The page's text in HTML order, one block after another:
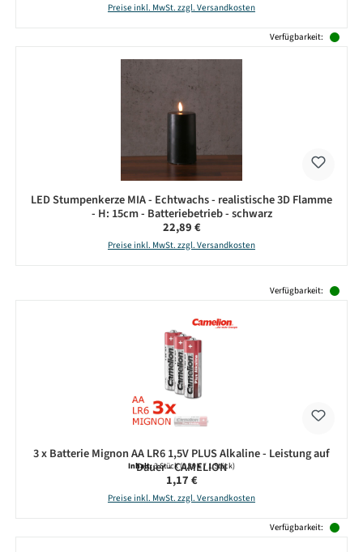
Preise inkl. MwSt. zzgl. Versandkosten
Verfügbarkeit:
LED Stumpenkerze MIA - Echtwachs - realistische 3D Flamme
- H: 15cm - Batteriebetrieb - schwarz
Regulärer Preis:
22,89 €
Preise inkl. MwSt. zzgl. Versandkosten
Verfügbarkeit:
3 x Batterie Mignon AA LR6 1,5V PLUS Alkaline - Leistung auf
Dauer - CAMELION
Inhalt:3 Stück(0,39 € / 1 Stück)
Regulärer Preis:
1,17 €
Preise inkl. MwSt. zzgl. Versandkosten
Verfügbarkeit: